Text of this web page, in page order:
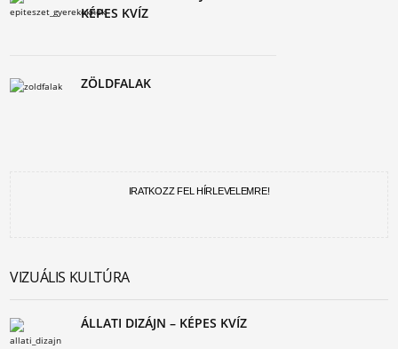
KÉPES KVÍZ
ZÖLDFALAK
IRATKOZZ FEL HÍRLEVELEMRE!
VIZUÁLIS KULTÚRA
ÁLLATI DIZÁJN – KÉPES KVÍZ